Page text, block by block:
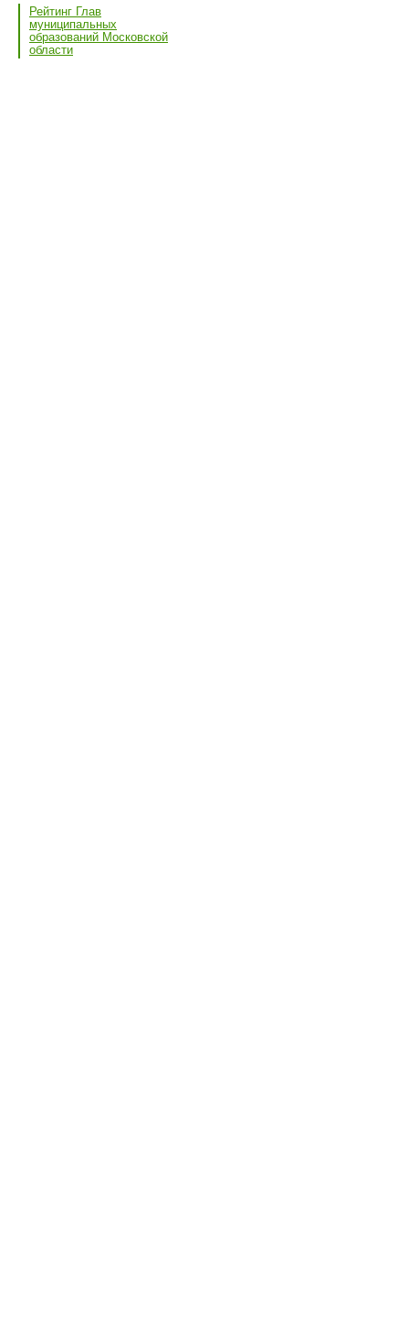
Рейтинг Глав
муниципальных
образований Московской
области